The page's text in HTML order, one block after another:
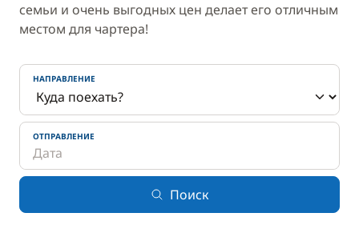
семьи и очень выгодных цен делает его отличным
местом для чартера!
НАПРАВЛЕНИЕ
ОТПРАВЛЕНИЕ
Поиск